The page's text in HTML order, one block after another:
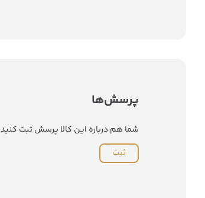
پرسش‌ها
شما هم درباره این کالا پرسش ثبت کنید
ثبت